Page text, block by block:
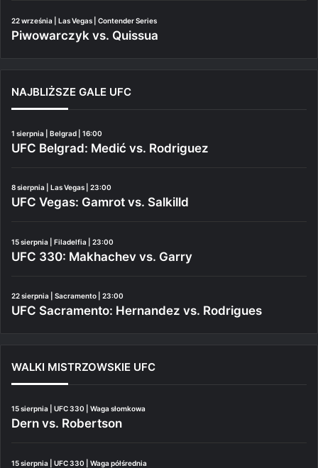
22 września | Las Vegas | Contender Series
Piwowarczyk vs. Quissua
NAJBLIŻSZE GALE UFC
1 sierpnia | Belgrad | 16:00
UFC Belgrad: Medić vs. Rodriguez
8 sierpnia | Las Vegas | 23:00
UFC Vegas: Gamrot vs. Salkilld
15 sierpnia | Filadelfia | 23:00
UFC 330: Makhachev vs. Garry
22 sierpnia | Sacramento | 23:00
UFC Sacramento: Hernandez vs. Rodrigues
WALKI MISTRZOWSKIE UFC
15 sierpnia | UFC 330 | Waga słomkowa
Dern vs. Robertson
15 sierpnia | UFC 330 | Waga półśrednia